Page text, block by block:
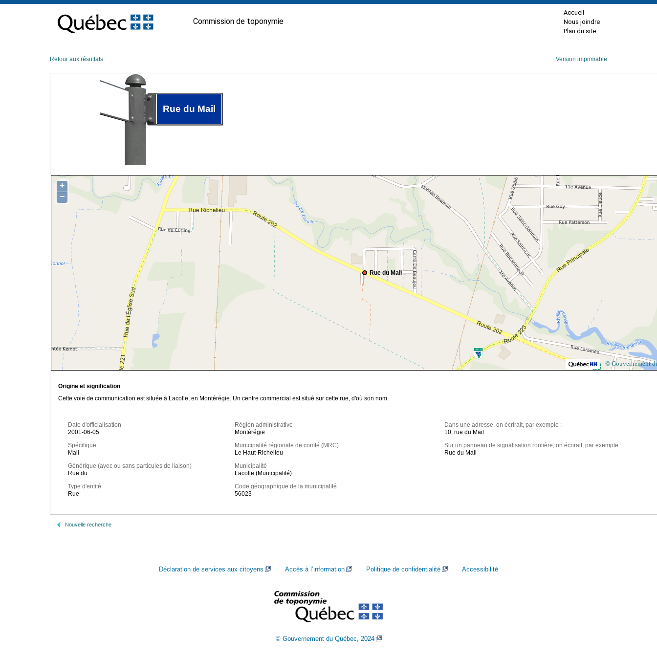
contenu
Commission de toponymie
Accueil
Nous joindre
Plan du site
Retour aux résultats Version imprimable
Rue du Mail
Rue du Mail
+
−
© Gouvernement
Origine et signification
Cette voie de communication est située à Lacolle, en Montérégie. Un centre commercial est situé sur cette rue, d'où son nom.
Date d'officialisation
2001-06-05
Spécifique
Mail
Générique (avec ou sans particules de liaison)
Rue du
Type d'entité
Rue
Région administrative
Montérégie
Municipalité régionale de comté (MRC)
Le Haut-Richelieu
Municipalité
Lacolle (Municipalité)
Code géographique de la municipalité
56023
Dans une adresse, on écrirait, par exemple :
10, rue du Mail
Sur un panneau de signalisation routière, on écrirait, par exemple :
Rue du Mail
Nouvelle recherche
Déclaration de services aux citoyens Accès à l’information Politique de confidentialité Accessibilité
© Gouvernement du Québec, 2024